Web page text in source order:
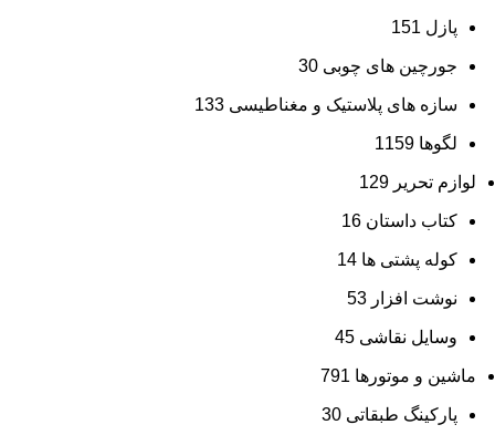
پازل 151
جورچین های چوبی 30
سازه های پلاستیک و مغناطیسی 133
لگوها 1159
لوازم تحریر 129
کتاب داستان 16
کوله پشتی ها 14
نوشت افزار 53
وسایل نقاشی 45
ماشین و موتورها 791
پارکینگ طبقاتی 30